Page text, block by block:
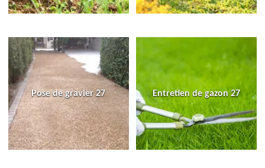
Pose de gravier 27 Entretien de gazon 27